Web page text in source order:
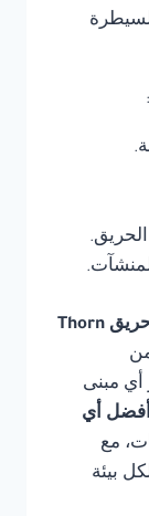
صيانة نظام انذار حريق Thorn
أي مبنى
أفضل أي
مع
بيئة